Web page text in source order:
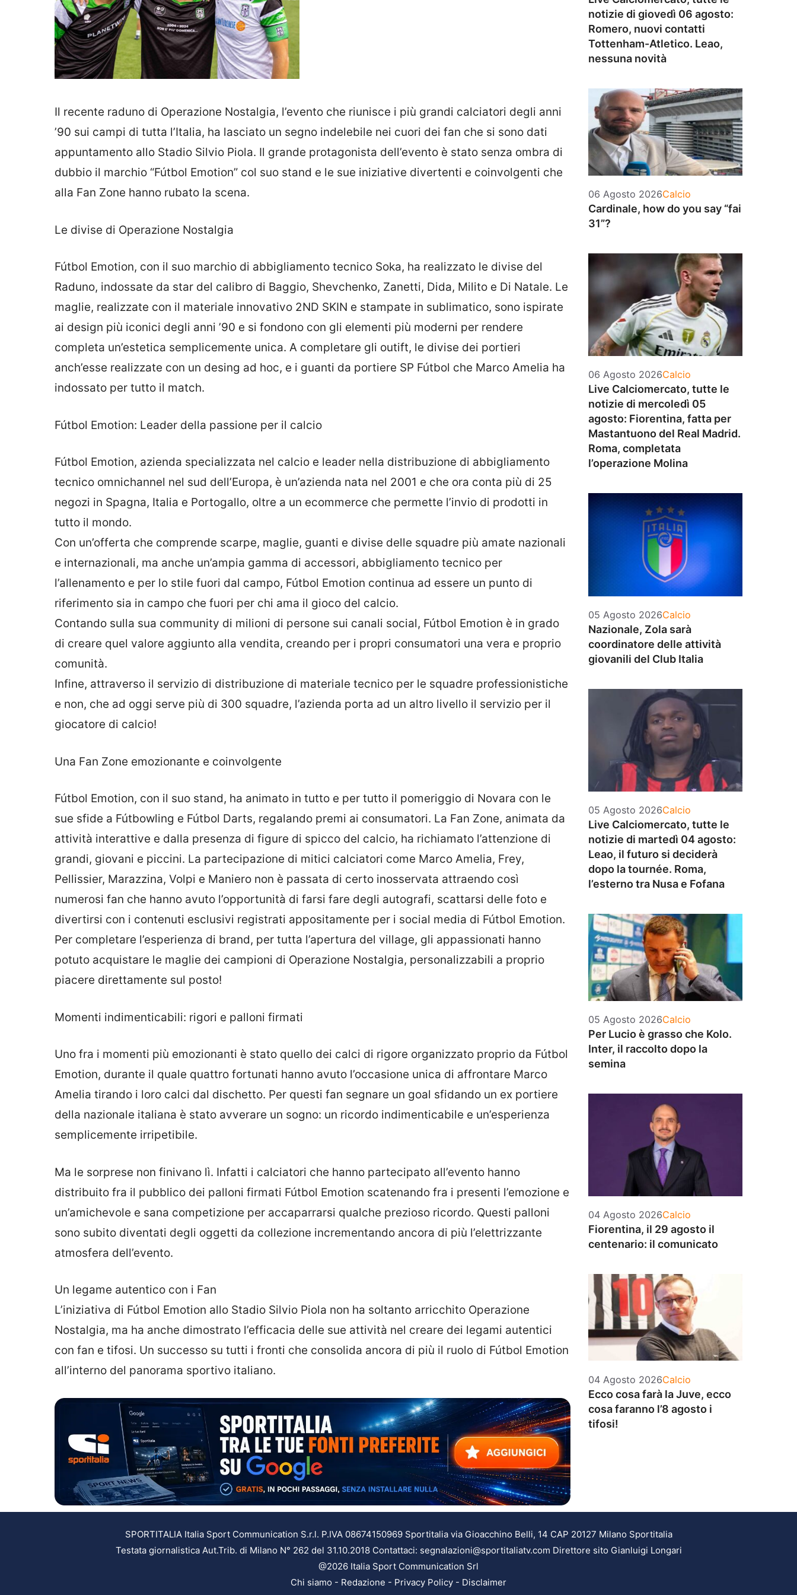
Il recente raduno di Operazione Nostalgia, l’evento che riunisce i più grandi calciatori degli anni
’90 sui campi di tutta l’Italia, ha lasciato un segno indelebile nei cuori dei fan che si sono dati
appuntamento allo Stadio Silvio Piola. Il grande protagonista dell’evento è stato senza ombra di
dubbio il marchio “Fútbol Emotion” col suo stand e le sue iniziative divertenti e coinvolgenti che
alla Fan Zone hanno rubato la scena.
Le divise di Operazione Nostalgia
Fútbol Emotion, con il suo marchio di abbigliamento tecnico Soka, ha realizzato le divise del
Raduno, indossate da star del calibro di Baggio, Shevchenko, Zanetti, Dida, Milito e Di Natale. Le
maglie, realizzate con il materiale innovativo 2ND SKIN e stampate in sublimatico, sono ispirate
ai design più iconici degli anni ’90 e si fondono con gli elementi più moderni per rendere
completa un’estetica semplicemente unica. A completare gli outift, le divise dei portieri
anch’esse realizzate con un desing ad hoc, e i guanti da portiere SP Fútbol che Marco Amelia ha
indossato per tutto il match.
Fútbol Emotion: Leader della passione per il calcio
Fútbol Emotion, azienda specializzata nel calcio e leader nella distribuzione di abbigliamento
tecnico omnichannel nel sud dell’Europa, è un’azienda nata nel 2001 e che ora conta più di 25
negozi in Spagna, Italia e Portogallo, oltre a un ecommerce che permette l’invio di prodotti in
tutto il mondo.
Con un’offerta che comprende scarpe, maglie, guanti e divise delle squadre più amate nazionali
e internazionali, ma anche un’ampia gamma di accessori, abbigliamento tecnico per
l’allenamento e per lo stile fuori dal campo, Fútbol Emotion continua ad essere un punto di
riferimento sia in campo che fuori per chi ama il gioco del calcio.
Contando sulla sua community di milioni di persone sui canali social, Fútbol Emotion è in grado
di creare quel valore aggiunto alla vendita, creando per i propri consumatori una vera e proprio
comunità.
Infine, attraverso il servizio di distribuzione di materiale tecnico per le squadre professionistiche
e non, che ad oggi serve più di 300 squadre, l’azienda porta ad un altro livello il servizio per il
giocatore di calcio!
Una Fan Zone emozionante e coinvolgente
Fútbol Emotion, con il suo stand, ha animato in tutto e per tutto il pomeriggio di Novara con le
sue sfide a Fútbowling e Fútbol Darts, regalando premi ai consumatori. La Fan Zone, animata da
attività interattive e dalla presenza di figure di spicco del calcio, ha richiamato l’attenzione di
grandi, giovani e piccini. La partecipazione di mitici calciatori come Marco Amelia, Frey,
Pellissier, Marazzina, Volpi e Maniero non è passata di certo inosservata attraendo così
numerosi fan che hanno avuto l’opportunità di farsi fare degli autografi, scattarsi delle foto e
divertirsi con i contenuti esclusivi registrati appositamente per i social media di Fútbol Emotion.
Per completare l’esperienza di brand, per tutta l’apertura del village, gli appassionati hanno
potuto acquistare le maglie dei campioni di Operazione Nostalgia, personalizzabili a proprio
piacere direttamente sul posto!
Momenti indimenticabili: rigori e palloni firmati
Uno fra i momenti più emozionanti è stato quello dei calci di rigore organizzato proprio da Fútbol
Emotion, durante il quale quattro fortunati hanno avuto l’occasione unica di affrontare Marco
Amelia tirando i loro calci dal dischetto. Per questi fan segnare un goal sfidando un ex portiere
della nazionale italiana è stato avverare un sogno: un ricordo indimenticabile e un’esperienza
semplicemente irripetibile.
Ma le sorprese non finivano lì. Infatti i calciatori che hanno partecipato all’evento hanno
distribuito fra il pubblico dei palloni firmati Fútbol Emotion scatenando fra i presenti l’emozione e
un’amichevole e sana competizione per accaparrarsi qualche prezioso ricordo. Questi palloni
sono subito diventati degli oggetti da collezione incrementando ancora di più l’elettrizzante
atmosfera dell’evento.
Un legame autentico con i Fan
L’iniziativa di Fútbol Emotion allo Stadio Silvio Piola non ha soltanto arricchito Operazione
Nostalgia, ma ha anche dimostrato l’efficacia delle sue attività nel creare dei legami autentici
con fan e tifosi. Un successo su tutti i fronti che consolida ancora di più il ruolo di Fútbol Emotion
all’interno del panorama sportivo italiano.
notizie di giovedì 06 agosto:
Romero, nuovi contatti
Tottenham-Atletico. Leao,
nessuna novità
06 Agosto 2026Categorie
Calcio
Cardinale, how do you say “fai
31”?
06 Agosto 2026Categorie
Calcio
Live Calciomercato, tutte le
notizie di mercoledì 05
agosto: Fiorentina, fatta per
Mastantuono del Real Madrid.
Roma, completata
l’operazione Molina
05 Agosto 2026Categorie
Calcio
Nazionale, Zola sarà
coordinatore delle attività
giovanili del Club Italia
05 Agosto 2026Categorie
Calcio
Live Calciomercato, tutte le
notizie di martedì 04 agosto:
Leao, il futuro si deciderà
dopo la tournée. Roma,
l’esterno tra Nusa e Fofana
05 Agosto 2026Categorie
Calcio
Per Lucio è grasso che Kolo.
Inter, il raccolto dopo la
semina
04 Agosto 2026Categorie
Calcio
Fiorentina, il 29 agosto il
centenario: il comunicato
04 Agosto 2026Categorie
Calcio
Ecco cosa farà la Juve, ecco
cosa faranno l’8 agosto i
tifosi!
SPORTITALIA Italia Sport Communication S.r.l. P.IVA 08674150969 Sportitalia via Gioacchino Belli, 14 CAP 20127 Milano Sportitalia
Testata giornalistica Aut.Trib. di Milano N° 262 del 31.10.2018 Contattaci: segnalazioni@sportitaliatv.com Direttore sito Gianluigi Longari
@2026 Italia Sport Communication Srl
Chi siamo - Redazione - Privacy Policy - Disclaimer